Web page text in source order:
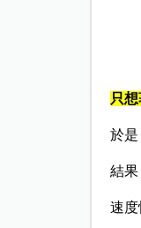
只
於
結果
速度